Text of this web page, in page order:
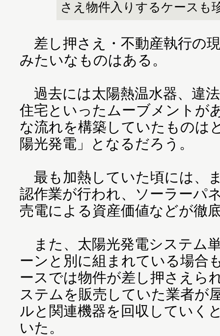
さえ物件入りするケースも
差し押さえ・不動産執行の
みたいなものはある。
過去には太陽熱温水器、違
住宅といったムーブメントが
な流れを構築していたものは
陽光発電」となるだろう。
最も加熱していた頃には、
認作業が行われ、ソーラーパ
売電による資産価値などが徹
また、太陽光発電システム
ーンと別に組まれている場合
ースでは物件が差し押さえら
ステムを販売していた業者が
ルと関連機器を回収していく
いた。